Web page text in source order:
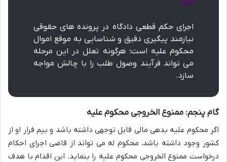
اجرای حکم قطعی دادگاه در پرونده های حقوقی
نیازمند پیگیری دقیق و شناسایی به موقع اموال
محکوم علیه است؛ هرگونه تعلل در این مرحله
می تواند فرآیند وصول طلب را با چالش مواجه
سازد.
گام پنجم: ممنوع الخروجی محکوم علیه
اگر محکوم علیه بدهی مالی قابل توجهی داشته باشد و بیم فرار او از
کشور وجود داشته باشد، محکوم له می تواند از قاضی اجرای احکام
درخواست ممنوع الخروجی محکوم علیه را بنماید. این اقدام با هدف